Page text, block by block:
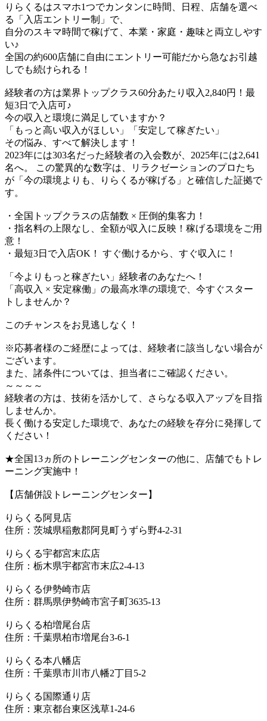
りらくるはスマホ1つでカンタンに時間、日程、店舗を選べ
る「入店エントリー制」で、
​自分のスキマ時間で稼げて、本業・家庭・趣味と両立しやす
い♪​
全国の約600店舗に自由にエントリー可能だから急なお引越
しでも続けられる！
経験者の方は業界トップクラス60分あたり収入2,840円！最
短3日で入店可♪
今の収入と環境に満足していますか？
「もっと高い収入がほしい」「安定して稼ぎたい」
その悩み、すべて解決します！
2023年には303名だった経験者の入会数が、2025年には2,641
名へ。 この驚異的な数字は、リラクゼーションのプロたち
が「今の環境よりも、りらくるが稼げる」と確信した証拠で
す。
・全国トップクラスの店舗数 × 圧倒的集客力！
・指名料の上限なし、全額が収入に反映！稼げる環境をご用
意！
・最短3日で入店OK！ すぐ働けるから、すぐ収入に！
「今よりもっと稼ぎたい」経験者のあなたへ！
「高収入 × 安定稼働」の最高水準の環境で、今すぐスター
トしませんか？
このチャンスをお見逃しなく！
※応募者様のご経歴によっては、経験者に該当しない場合が
ございます。
また、諸条件については、担当者にご確認ください。
～～～～
経験者の方は、技術を活かして、さらなる収入アップを目指
しませんか。
長く働ける安定した環境で、あなたの経験を存分に発揮して
ください！
★全国13ヵ所のトレーニングセンターの他に、店舗でもトレ
ーニング実施中！
【店舗併設トレーニングセンター】
りらくる阿見店
住所：茨城県稲敷郡阿見町うずら野4-2-31
りらくる宇都宮末広店
住所：栃木県宇都宮市末広2-4-13
りらくる伊勢崎市店
住所：群馬県伊勢崎市宮子町3635-13
りらくる柏増尾台店
住所：千葉県柏市増尾台3-6-1
りらくる本八幡店
住所：千葉県市川市八幡2丁目5-2
りらくる国際通り店
住所：東京都台東区浅草1-24-6